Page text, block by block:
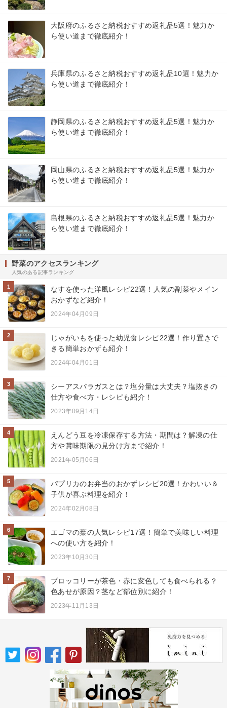
大阪府のふるさと納税おすすめ返礼品5選！魅力か
ら使い道まで徹底紹介！
兵庫県のふるさと納税おすすめ返礼品10選！魅力か
ら使い道まで徹底紹介！
静岡県のふるさと納税おすすめ返礼品5選！魅力か
ら使い道まで徹底紹介！
岡山県のふるさと納税おすすめ返礼品5選！魅力か
ら使い道まで徹底紹介！
島根県のふるさと納税おすすめ返礼品5選！魅力か
ら使い道まで徹底紹介！
野菜のアクセスランキング
人気のある記事ランキング
1
なすを使った洋風レシピ22選！人気の副菜やメイン
おかずなど紹介！
2024年04月09日
2
じゃがいもを使った幼児食レシピ22選！作り置きで
きる簡単おかずも紹介！
2024年04月01日
3
シーアスパラガスとは？塩分量は大丈夫？塩抜きの
仕方や食べ方・レシピも紹介！
2023年09月14日
4
えんどう豆を冷凍保存する方法・期間は？解凍の仕
方や賞味期限の見分け方まで紹介！
2021年05月06日
5
パプリカのお弁当のおかずレシピ20選！かわいい＆
子供が喜ぶ料理を紹介！
2024年02月08日
6
エゴマの葉の人気レシピ17選！簡単で美味しい料理
への使い方を紹介！
2023年10月30日
7
ブロッコリーが茶色・赤に変色しても食べられる？
色あせが原因？茎など部位別に紹介！
2023年11月13日